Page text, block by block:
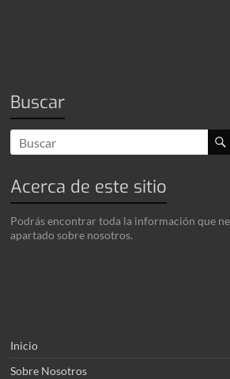
Buscar
Acerca de este sitio
Podrás encontrar toda la información que
apartado sobre nosotros.
Inicio
Sobre Nosotros